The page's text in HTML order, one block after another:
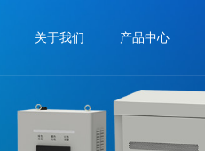
关于我们 产品中心